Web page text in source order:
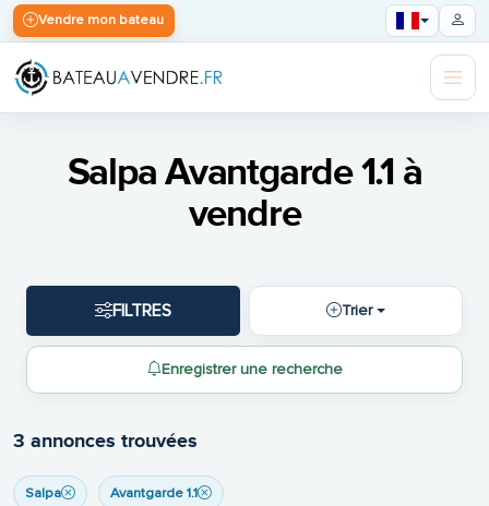
Vendre mon bateau
Salpa Avantgarde 1.1 à
vendre
FILTRES Trier
Enregistrer une recherche
3 annonces trouvées
Salpa Avantgarde 1.1